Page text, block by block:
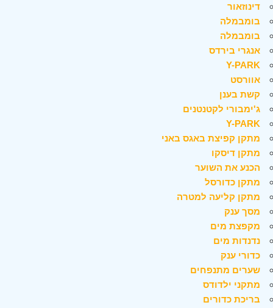
דינוזאור
בומבמלה
בומבמלה
אנגרי בירדס
Y-PARK
אוורסט
קשת בענן
ג'ימבורי לקטנטנים
Y-PARK
מתקן קפיצת באגס באני
מתקן דיסקו
הכנע את השוער
מתקן כדורסל
מתקן קליעה למטרה
מסך ענק
מקפצת מים
נדנדות מים
כדורי ענק
שערים מתנפחים
מתקני ילדודס
בריכת כדורים